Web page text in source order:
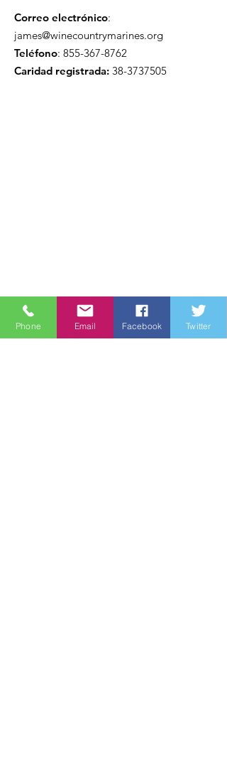
Correo electrónico:
james@winecountrymarines.org
Teléfono: 855-367-8762
Caridad registrada: 38-3737505
Phone Email Facebook Twitter